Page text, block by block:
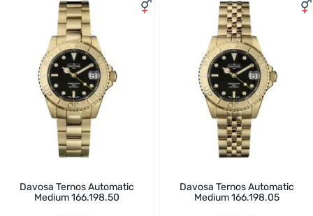
Davosa Ternos Automatic
Medium 166.198.50
Davosa Ternos Automatic
Medium 166.198.05